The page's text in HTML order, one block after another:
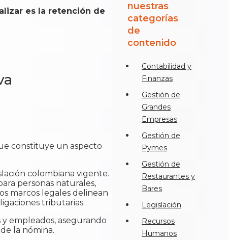
es la retención de
constituye un aspecto
colombiana vigente.
personas naturales,
marcos legales delinean
tributarias.
empleados, asegurando
la nómina.
nuestras
categorías
de
contenido
Contabilidad y
Finanzas
Gestión de
Grandes
Empresas
Gestión de
Pymes
Gestión de
Restaurantes y
Bares
Legislación
Recursos
Humanos